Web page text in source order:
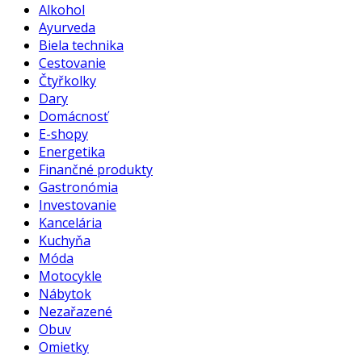
Alkohol
Ayurveda
Biela technika
Cestovanie
Čtyřkolky
Dary
Domácnosť
E-shopy
Energetika
Finančné produkty
Gastronómia
Investovanie
Kancelária
Kuchyňa
Móda
Motocykle
Nábytok
Nezařazené
Obuv
Omietky